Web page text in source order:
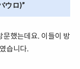
ウロ)”
문했는데요. 이들이 방
습니다.